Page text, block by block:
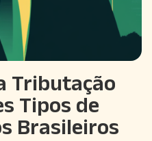
Tributação
Tipos de
Brasileiros